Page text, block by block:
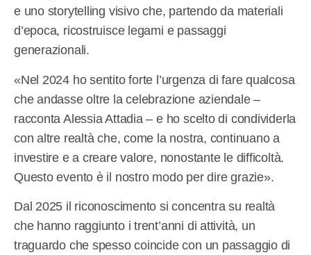
e uno storytelling visivo che, partendo da materiali
d’epoca, ricostruisce legami e passaggi
generazionali.
«Nel 2024 ho sentito forte l’urgenza di fare qualcosa
che andasse oltre la celebrazione aziendale –
racconta Alessia Attadia – e ho scelto di condividerla
con altre realtà che, come la nostra, continuano a
investire e a creare valore, nonostante le difficoltà.
Questo evento è il nostro modo per dire grazie».
Dal 2025 il riconoscimento si concentra su realtà
che hanno raggiunto i trent’anni di attività, un
traguardo che spesso coincide con un passaggio di